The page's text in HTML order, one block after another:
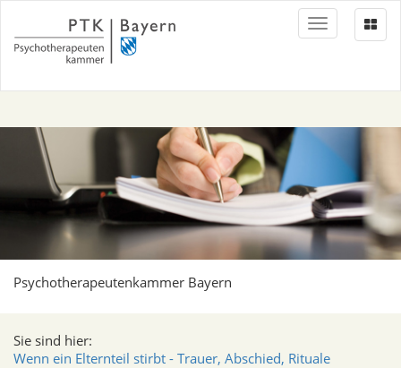
Toggle
navigation
Psychotherapeutenkammer Bayern
Sie sind hier:
Wenn ein Elternteil stirbt - Trauer, Abschied, Rituale